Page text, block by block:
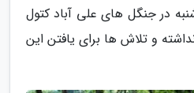
در جنگل های علی آباد کتول
و تلاش ها برای یافتن این